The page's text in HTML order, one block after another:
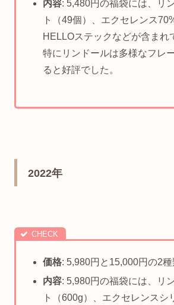
内容: 5,480円の福袋には、リ
ト（49個）、エクセレンス
HELLOステックなどが含まれ
特にリンドールは多様なフレ
ると好評でした。
2022年
価格: 5,980円と15,000円の2種
内容: 5,980円の福袋には、リ
ト（600g）、エクセレンスシ